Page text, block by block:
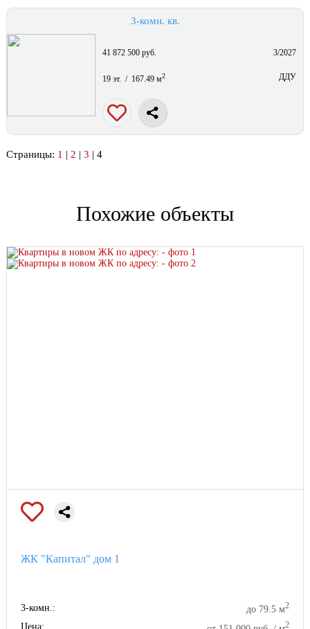
3-комн. кв.
41 872 500 руб. 3/2027
19 эт. / 167.49 м2 ДДУ
Страницы: 1 | 2 | 3 | 4
Похожие объекты
ЖК "Капитал" дом 1
3-комн.: до 79.5 м2
Цена: 2